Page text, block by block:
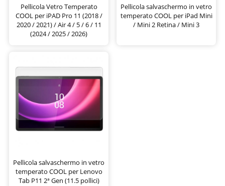
Pellicola Vetro Temperato
COOL per iPAD Pro 11 (2018 /
2020 / 2021) / Air 4 / 5 / 6 / 11
(2024 / 2025 / 2026)
Pellicola salvaschermo in vetro
temperato COOL per iPad Mini
/ Mini 2 Retina / Mini 3
Pellicola salvaschermo in vetro
temperato COOL per Lenovo
Tab P11 2ª Gen (11.5 pollici)